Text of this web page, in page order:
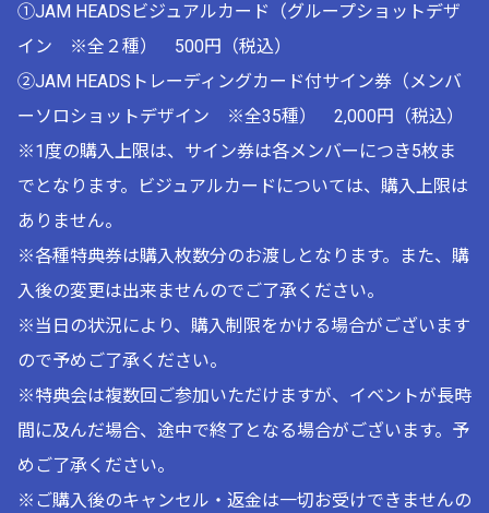
①JAM HEADSビジュアルカード（グループショットデザ
イン ※全２種） 500円（税込）
②JAM HEADSトレーディングカード付サイン券（メンバ
ーソロショットデザイン ※全35種） 2,000円（税込）
※1度の購入上限は、サイン券は各メンバーにつき5枚ま
でとなります。ビジュアルカードについては、購入上限は
ありません。
※各種特典券は購入枚数分のお渡しとなります。また、購
入後の変更は出来ませんのでご了承ください。
※当日の状況により、購入制限をかける場合がございます
ので予めご了承ください。
※特典会は複数回ご参加いただけますが、イベントが長時
間に及んだ場合、途中で終了となる場合がございます。予
めご了承ください。
※ご購入後のキャンセル・返金は一切お受けできませんの